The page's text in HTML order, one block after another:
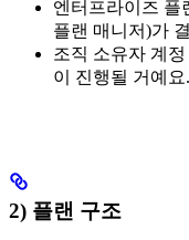
엔터프라이즈 플
플랜 매니저)가
조직 소유자 계
이 진행될 거예요.
2) 플랜 구조